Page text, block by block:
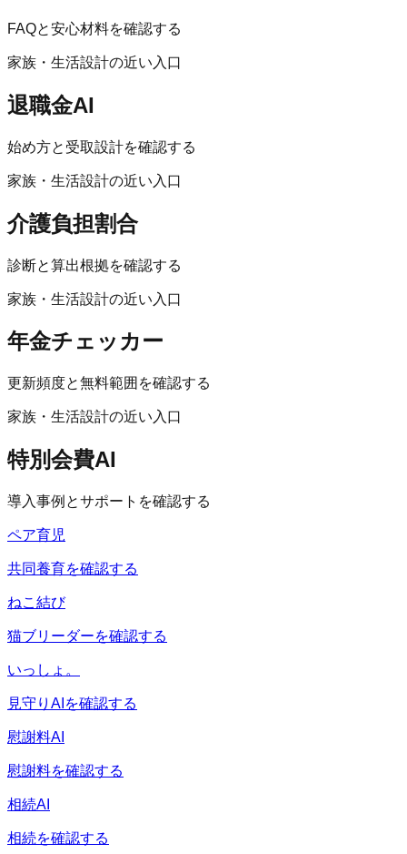
FAQと安心材料を確認する
家族・生活設計の近い入口
退職金AI
始め方と受取設計を確認する
家族・生活設計の近い入口
介護負担割合
診断と算出根拠を確認する
家族・生活設計の近い入口
年金チェッカー
更新頻度と無料範囲を確認する
家族・生活設計の近い入口
特別会費AI
導入事例とサポートを確認する
ペア育児
共同養育を確認する
ねこ結び
猫ブリーダーを確認する
いっしょ。
見守りAIを確認する
慰謝料AI
慰謝料を確認する
相続AI
相続を確認する